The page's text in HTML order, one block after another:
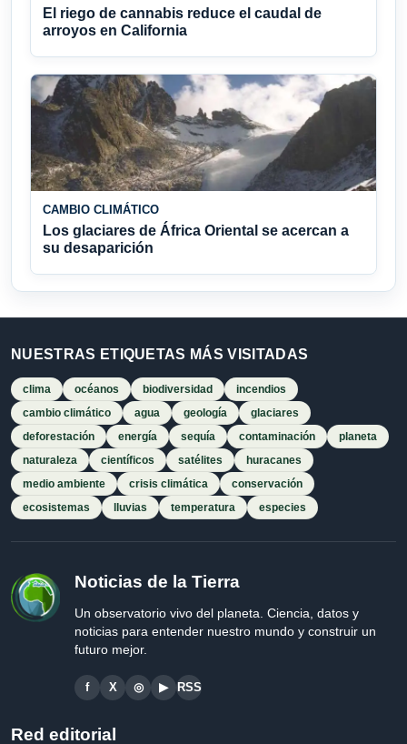
El riego de cannabis reduce el caudal de
arroyos en California
CAMBIO CLIMÁTICO
Los glaciares de África Oriental se acercan a
su desaparición
NUESTRAS ETIQUETAS MÁS VISITADAS
clima océanos biodiversidad
incendios
cambio climático
agua geología
glaciares
deforestación
energía sequía contaminación
planeta
naturaleza
científicos satélites
huracanes
medio ambiente
crisis climática
conservación
ecosistemas
lluvias temperatura especies
Noticias de la Tierra
Un observatorio vivo del planeta. Ciencia, datos y
noticias para entender nuestro mundo y construir un
futuro mejor.
f X ◎ ▶ RSS
Red editorial